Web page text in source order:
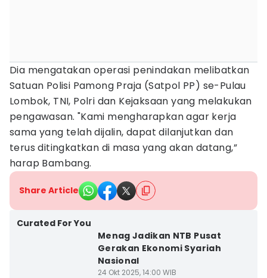
Dia mengatakan operasi penindakan melibatkan
Satuan Polisi Pamong Praja (Satpol PP) se-Pulau
Lombok, TNI, Polri dan Kejaksaan yang melakukan
pengawasan. "Kami mengharapkan agar kerja
sama yang telah dijalin, dapat dilanjutkan dan
terus ditingkatkan di masa yang akan datang,”
harap Bambang.
Share Article
Curated For You
Menag Jadikan NTB Pusat
Gerakan Ekonomi Syariah
Nasional
24 Okt 2025, 14:00 WIB